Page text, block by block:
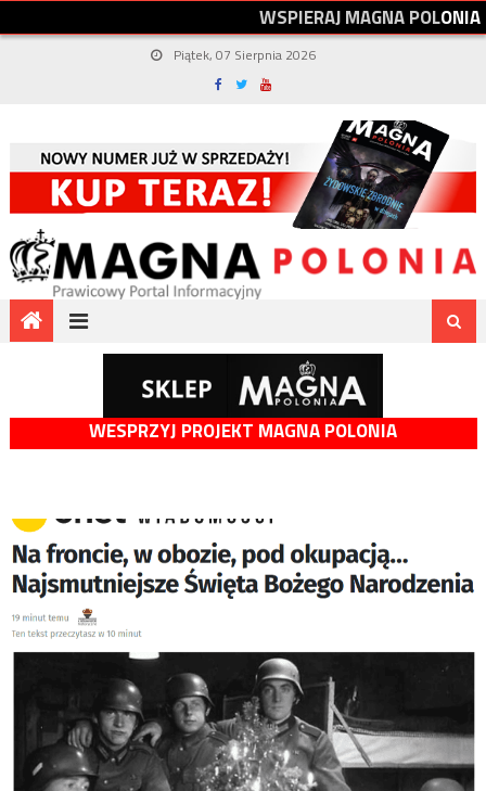
WSPIERAJMAGNAPOLONIA
Piątek, 07 Sierpnia 2026
WESPRZYJ PROJEKT MAGNA POLONIA